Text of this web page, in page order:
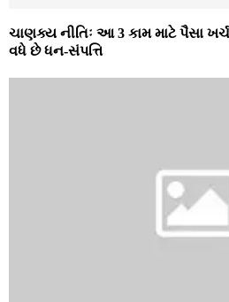
ચાણક્ય નીતિઃ આ 3 કામ માટે પૈસા
વધે છે ધન-સંપત્તિ